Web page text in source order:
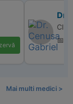
Dr.
📅
Mai multi medici >